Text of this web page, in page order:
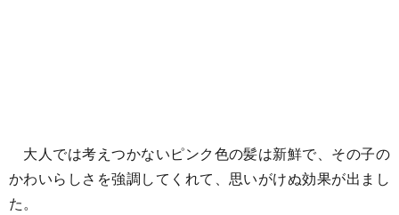
大人では考えつかないピンク色の髪は新鮮で、その子の
かわいらしさを強調してくれて、思いがけぬ効果が出まし
た。